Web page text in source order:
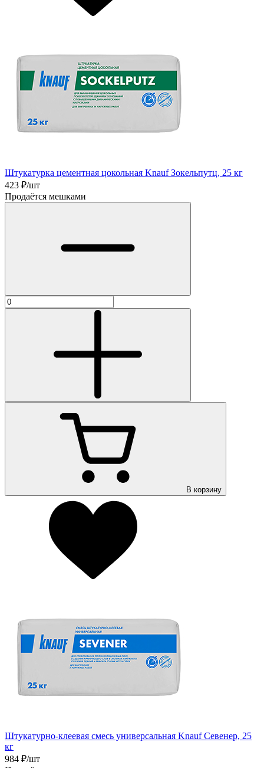
Штукатурка цементная цокольная Knauf Зокельпутц, 25 кг
423 ₽/шт
Продаётся мешками
В корзину
Штукатурно-клеевая смесь универсальная Knauf Севенер, 25
кг
984 ₽/шт